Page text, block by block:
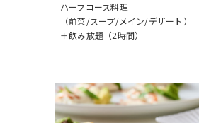
ハーフコース料理
（前菜/スープ/メイン/デザート）
＋飲み放題（2時間）